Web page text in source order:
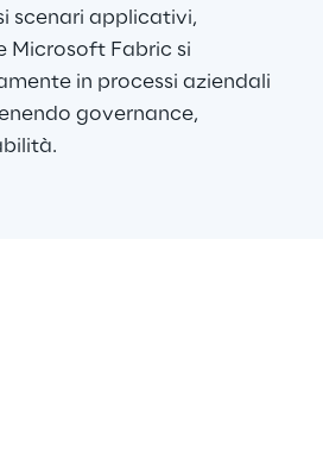
scenari applicativi,
Microsoft Fabric si
in processi aziendali
governance,